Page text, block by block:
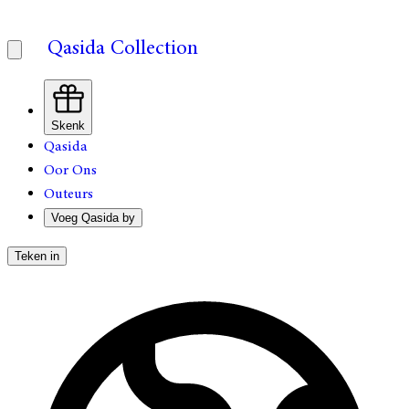
Qasida Collection
Skenk
Qasida
Oor Ons
Outeurs
Voeg Qasida by
Teken in